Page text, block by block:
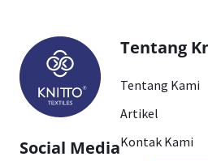
Social Media
Tentang
Tentang Kami
Artikel
Kontak Kami